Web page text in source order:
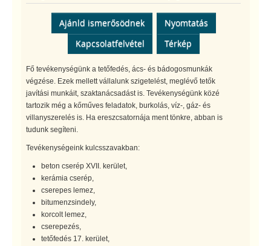
Ajánld ismerősödnek
Nyomtatás
Kapcsolatfelvétel
Térkép
Fő tevékenységünk a tetőfedés, ács- és bádogosmunkák
végzése. Ezek mellett vállalunk szigetelést, meglévő tetők
javítási munkáit, szaktanácsadást is. Tevékenységünk közé
tartozik még a kőműves feladatok, burkolás, víz-, gáz- és
villanyszerelés is. Ha ereszcsatornája ment tönkre, abban is
tudunk segíteni.
Tevékenységeink kulcsszavakban:
beton cserép XVII. kerület,
kerámia cserép,
cserepes lemez,
bitumenzsindely,
korcolt lemez,
cserepezés,
tetőfedés 17. kerület,